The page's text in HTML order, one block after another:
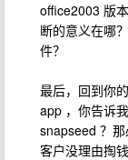
office2003 版
断的意义在哪
件？
最后，回到你
app ，你告诉
snapseed ？
客户没理由掏